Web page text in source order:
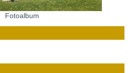
Fotoalbum